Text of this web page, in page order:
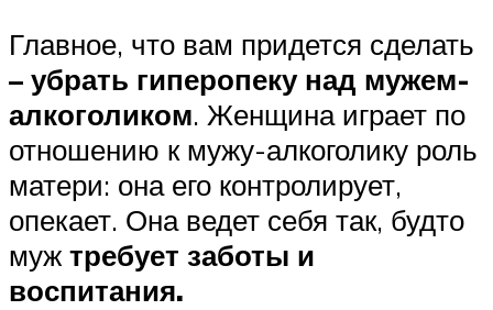
Главное, что вам придется сделать
– убрать гиперопеку над мужем-
алкоголиком. Женщина играет по
отношению к мужу-алкоголику роль
матери: она его контролирует,
опекает. Она ведет себя так, будто
муж требует заботы и
воспитания.